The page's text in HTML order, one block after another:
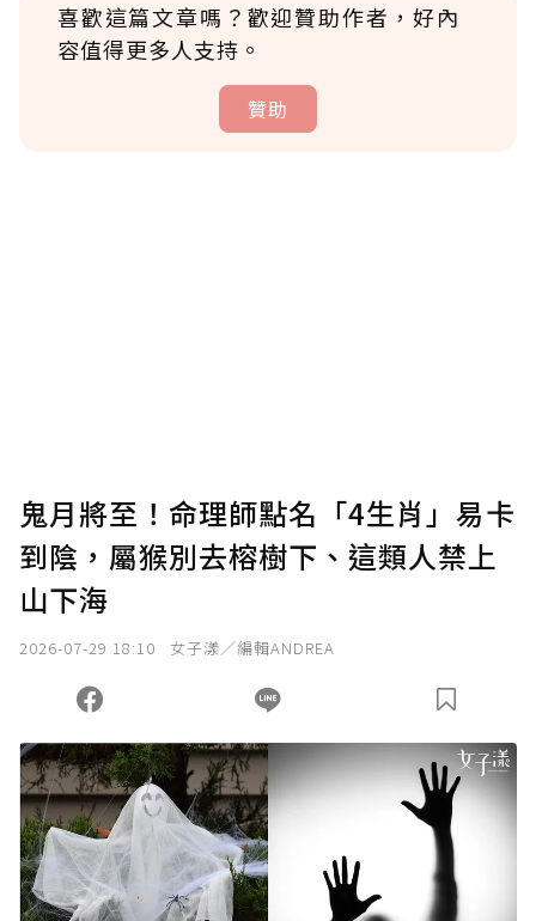
喜歡這篇文章嗎？歡迎贊助作者，好內
容值得更多人支持。
贊助
確認送出
您當前剩餘 U 利點數：0點；前往 購買點數
鬼月將至！命理師點名「4生肖」易卡
到陰，屬猴別去榕樹下、這類人禁上
山下海
2026-07-29 18:10 女子漾／編輯ANDREA